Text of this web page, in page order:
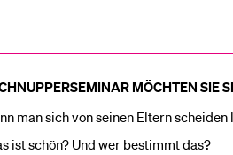
MÖCHTEN SIE
man sich von seinen Eltern scheiden
ist schön? Und wer bestimmt das?